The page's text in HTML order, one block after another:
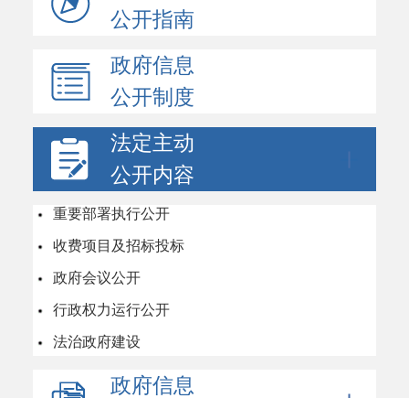
公开指南
政府信息
公开制度
法定主动
公开内容
重要部署执行公开
收费项目及招标投标
政府会议公开
行政权力运行公开
法治政府建设
政府信息